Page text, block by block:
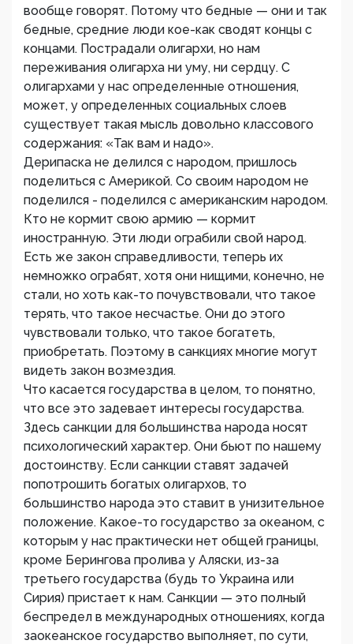
вообще говорят. Потому что бедные — они и так
бедные, средние люди кое-как сводят концы с
концами. Пострадали олигархи, но нам
переживания олигарха ни уму, ни сердцу. С
олигархами у нас определенные отношения,
может, у определенных социальных слоев
существует такая мысль довольно классового
содержания: «Так вам и надо».
Дерипаска не делился с народом, пришлось
поделиться с Америкой. Со своим народом не
поделился - поделился с американским народом.
Кто не кормит свою армию — кормит
иностранную. Эти люди ограбили свой народ.
Есть же закон справедливости, теперь их
немножко ограбят, хотя они нищими, конечно, не
стали, но хоть как-то почувствовали, что такое
терять, что такое несчастье. Они до этого
чувствовали только, что такое богатеть,
приобретать. Поэтому в санкциях многие могут
видеть закон возмездия.
Что касается государства в целом, то понятно,
что все это задевает интересы государства.
Здесь санкции для большинства народа носят
психологический характер. Они бьют по нашему
достоинству. Если санкции ставят задачей
попотрошить богатых олигархов, то
большинство народа это ставит в унизительное
положение. Какое-то государство за океаном, с
которым у нас практически нет общей границы,
кроме Берингова пролива у Аляски, из-за
третьего государства (будь то Украина или
Сирия) пристает к нам. Санкции — это полный
беспредел в международных отношениях, когда
заокеанское государство выполняет, по сути,